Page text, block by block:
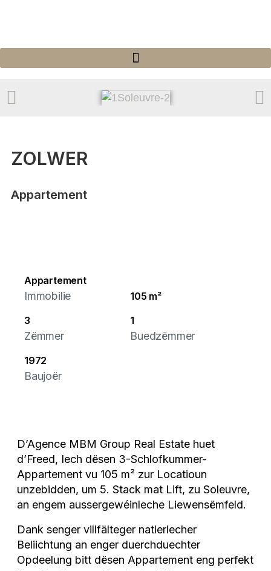
ZOLWER
Appartement
Appartement
Immobilie
105 m²
3
Zëmmer
1
Buedzëmmer
1972
Baujoër
D’Agence MBM Group Real Estate huet
d’Freed, Iech dësen 3-Schlofkummer-
Appartement vu 105 m² zur Locatioun
unzebidden, um 5. Stack mat Lift, zu Soleuvre,
an engem aussergewéinleche Liewensëmfeld.
Dank senger villfälteger natierlecher
Beliichtung an enger duerchduechter
Opdeelung bitt dësen Appartement eng perfekt